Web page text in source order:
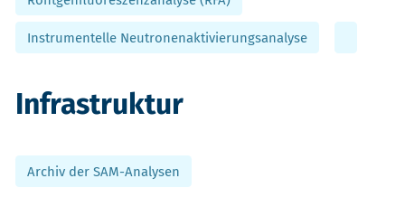
Instrumentelle Neutronenaktivierungsanalyse
Infrastruktur
Archiv der SAM-Analysen